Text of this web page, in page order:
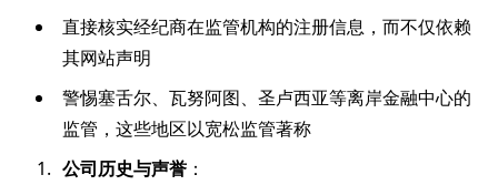
直接核实经纪商在监管机构的注册信息，而不仅依赖
其网站声明
警惕塞舌尔、瓦努阿图、圣卢西亚等离岸金融中心的
监管，这些地区以宽松监管著称
公司历史与声誉 ：